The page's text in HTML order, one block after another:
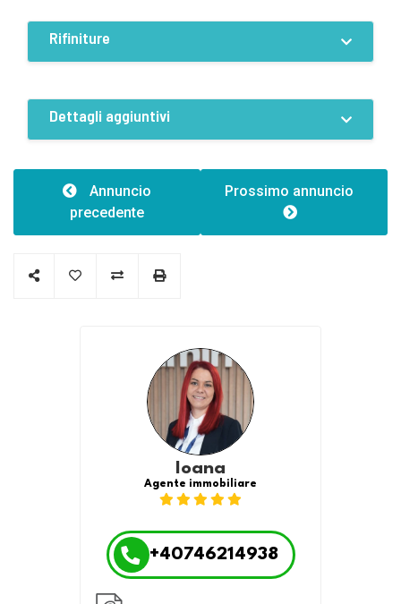
Rifiniture
Dettagli aggiuntivi
Numero di facciate:1
Annuncio
precedente
Prossimo annuncio
Ioana
Agente immobiliare
+40746214938